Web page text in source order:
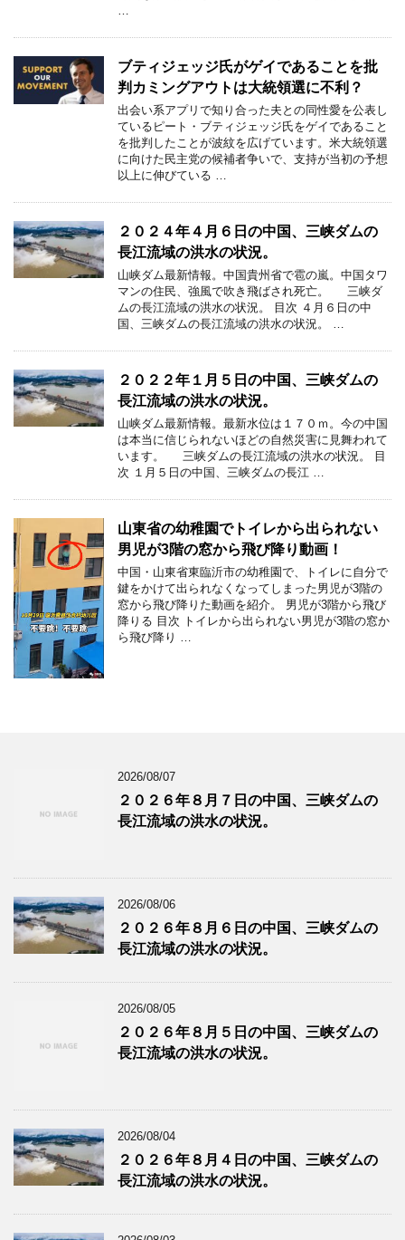
…
ブティジェッジ氏がゲイであることを批
判カミングアウトは大統領選に不利？
出会い系アプリで知り合った夫との同性愛を公表し
ているピート・ブティジェッジ氏をゲイであること
を批判したことが波紋を広げています。米大統領選
に向けた民主党の候補者争いで、支持が当初の予想
以上に伸びている …
２０２４年４月６日の中国、三峡ダムの
長江流域の洪水の状況。
山峡ダム最新情報。中国貴州省で雹の嵐。中国タワ
マンの住民、強風で吹き飛ばされ死亡。 三峡ダ
ムの長江流域の洪水の状況。 目次 ４月６日の中
国、三峡ダムの長江流域の洪水の状況。 …
２０２２年１月５日の中国、三峡ダムの
長江流域の洪水の状況。
山峡ダム最新情報。最新水位は１７０ｍ。今の中国
は本当に信じられないほどの自然災害に見舞われて
います。 三峡ダムの長江流域の洪水の状況。 目
次 １月５日の中国、三峡ダムの長江 …
山東省の幼稚園でトイレから出られない
男児が3階の窓から飛び降り動画！
中国・山東省東臨沂市の幼稚園で、トイレに自分で
鍵をかけて出られなくなってしまった男児が3階の
窓から飛び降りた動画を紹介。 男児が3階から飛び
降りる 目次 トイレから出られない男児が3階の窓か
ら飛び降り …
2026/08/07
２０２６年８月７日の中国、三峡ダムの
長江流域の洪水の状況。
2026/08/06
２０２６年８月６日の中国、三峡ダムの
長江流域の洪水の状況。
2026/08/05
２０２６年８月５日の中国、三峡ダムの
長江流域の洪水の状況。
2026/08/04
２０２６年８月４日の中国、三峡ダムの
長江流域の洪水の状況。